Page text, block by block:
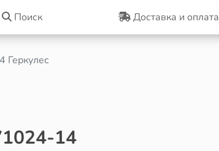
Поиск Доставка и оплата
Геркулес
14